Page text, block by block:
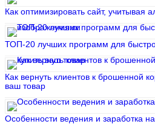
Как оптимизировать сайт, учитывая
ТОП-20 лучших программ для
Как вернуть клиентов к брошенной
ваш товар
Особенности ведения и заработка